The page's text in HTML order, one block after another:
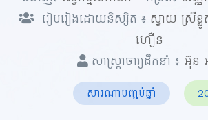
រៀបរៀងដោយនិស្សិត ៖ ស្វាយ ស្រីខ្លូ
ហឿន
សាស្ត្រាចារ្យដឹកនាំ ៖ អ៊ុន
សារណាបញ្ចប់ឆ្នាំ